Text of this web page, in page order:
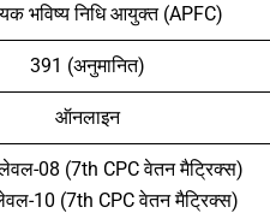
भविष्य निधि आयुक्त (APFC)
391 (अनुमानित)
ऑनलाइन
08 (7th CPC वेतन मैट्रिक्स)
10 (7th CPC वेतन मैट्रिक्स)